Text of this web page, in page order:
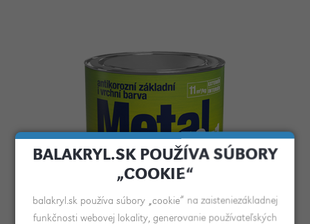
BALAKRYL.SK POUŽÍVA SÚBORY
„COOKIE“
balakryl.sk používa súbory „cookie“ na zaisteniezákladnej
funkčnosti webovej lokality, generovanie používateľských